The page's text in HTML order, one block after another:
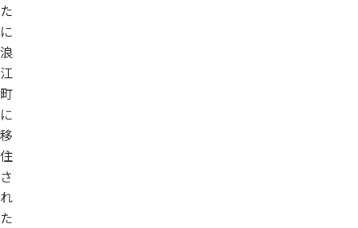
た
に
浪
江
町
に
移
住
さ
れ
た